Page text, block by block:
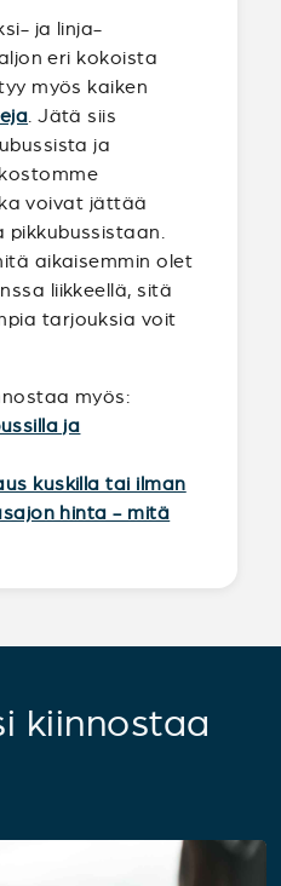
ja linja-
eri kokoista
myös kaiken
. Jätä siis
ja
voivat jättää
aikaisemmin olet
liikkeellä, sitä
tarjouksia voit
myös:
ja
kuskilla tai ilman
hinta - mitä
kiinnostaa